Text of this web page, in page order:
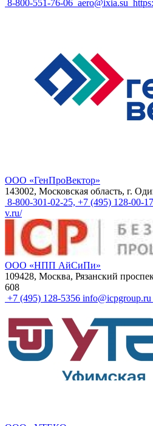
8-800-551-76-06 aero@ixia.su
ООО «ГенПроВектор»
143002, Московская область, г.
8-800-301-02-25, +7 (495) 128-00-17
v.ru/
ООО «НПП АйСиПи»
109428, Москва, Рязанский
608
+7 (495) 128-5356 ​​info@icpgroup.ru